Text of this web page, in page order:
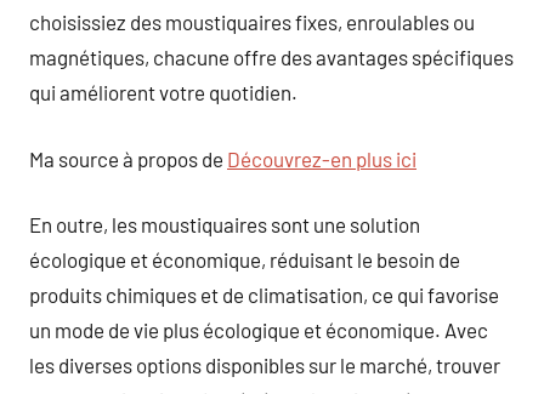
choisissiez des moustiquaires fixes, enroulables ou
magnétiques, chacune offre des avantages spécifiques
qui améliorent votre quotidien.
Ma source à propos de Découvrez-en plus ici
En outre, les moustiquaires sont une solution
écologique et économique, réduisant le besoin de
produits chimiques et de climatisation, ce qui favorise
un mode de vie plus écologique et économique. Avec
les diverses options disponibles sur le marché, trouver